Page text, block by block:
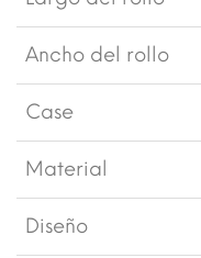
Ancho del rollo
Case
Material
Diseño